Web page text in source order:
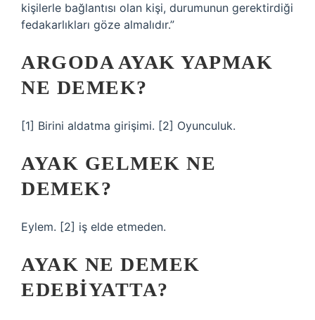
kişilerle bağlantısı olan kişi, durumunun gerektirdiği
fedakarlıkları göze almalıdır.”
ARGODA AYAK YAPMAK
NE DEMEK?
[1] Birini aldatma girişimi. [2] Oyunculuk.
AYAK GELMEK NE
DEMEK?
Eylem. [2] iş elde etmeden.
AYAK NE DEMEK
EDEBIYATTA?